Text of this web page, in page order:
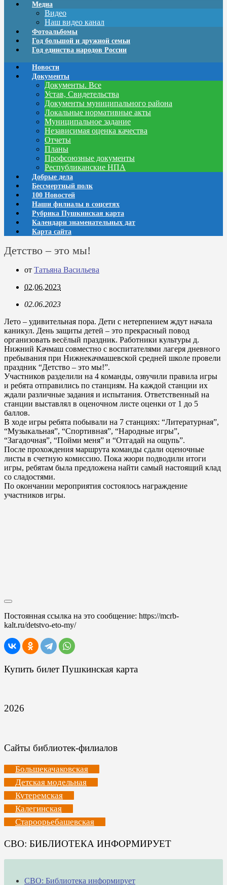
Медиа
Видео
Наш видео канал
Фотоальбомы
Год большой и дружной семьи
Год единства народов России
Новости
Документы
Документы. Все
Устав, Свидетельства
Документы муниципального района
Локальные нормативные акты
Муниципальное задание
Независимая оценка качества
Отчеты
Планы
Профсоюзные документы
Республиканские НПА
Добрые дела
Бессмертный полк
100 Новостей
Наши филиалы в соцсетях
Рубрика Пушкинская карта
Календари знаменательных дат
Карта сайта
Детство – это мы!
от Татьяна Васильева
02.06.2023
02.06.2023
Лето – удивительная пора. Дети с нетерпением ждут начала
каникул. День защиты детей – это прекрасный повод
организовать весёлый праздник. Работники культуры д.
Нижний Качмаш совместно с воспитателями лагеря дневного
пребывания при Нижнекачмашевской средней школе провели
праздник “Детство – это мы!”.
Участников разделили на 4 команды, озвучили правила игры
и ребята отправились по станциям. На каждой станции их
ждали различные задания и испытания. Ответственный на
станции выставлял в оценочном листе оценки от 1 до 5
баллов.
В ходе игры ребята побывали на 7 станциях: “Литературная”,
“Музыкальная”, “Спортивная”, “Народные игры”,
“Загадочная”, “Пойми меня” и “Отгадай на ощупь”.
После прохождения маршрута команды сдали оценочные
листы в счетную комиссию. Пока жюри подводили итоги
игры, ребятам была предложена найти самый настоящий клад
со сладостями.
По окончании мероприятия состоялось награждение
участников игры.
Постоянная ссылка на это сообщение: https://mcrb-
kalt.ru/detstvo-eto-my/
Купить билет Пушкинская карта
2026
Сайты библиотек-филиалов
Большекачаковская
Детская модельная
Кутеремская
Калегинская
Староорьебашевская
СВО: БИБЛИОТЕКА ИНФОРМИРУЕТ
СВО: Библиотека информирует